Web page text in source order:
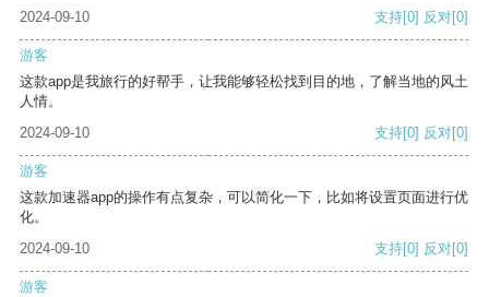
2024-09-10 支持[0] 反对[0]
游客
这款app是我旅行的好帮手，让我能够轻松找到目的地，了解当地的风土
人情。
2024-09-10
支持[0] 反对[0]
游客
这款加速器app的操作有点复杂，可以简化一下，比如将设置页面进行优
化。
2024-09-10
支持[0] 反对[0]
游客